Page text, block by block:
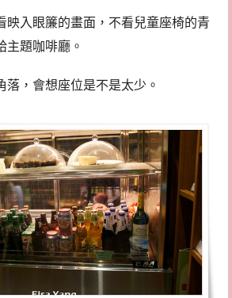
映入眼簾的畫面，不看兒童座椅的青
主題咖啡廳。
落，會想座位是不是太少。